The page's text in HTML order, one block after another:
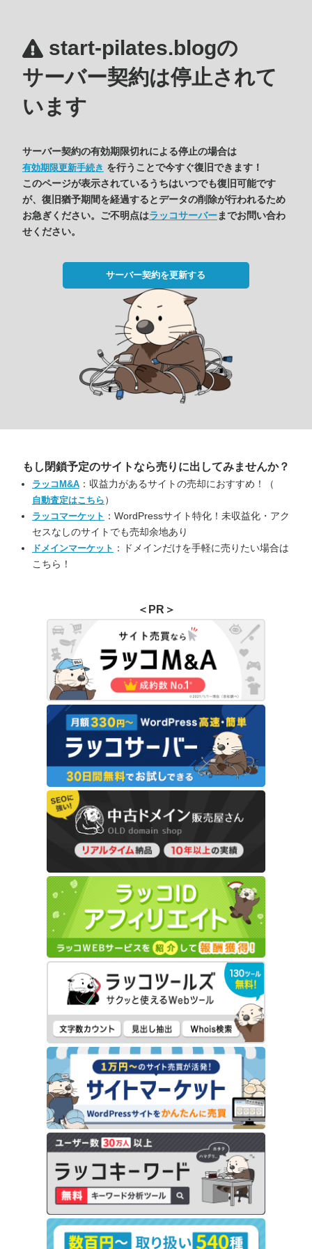
start-pilates.blogの
サーバー契約は停止されて
います
サーバー契約の有効期限切れによる停止の場合は
有効期限更新手続き を行うことで今すぐ復旧できます！
このページが表示されているうちはいつでも復旧可能です
が、復旧猶予期間を経過するとデータの削除が行われるため
お急ぎください。ご不明点はラッコサーバーまでお問い合わ
せください。
サーバー契約を更新する
もし閉鎖予定のサイトなら売りに出してみませんか？
ラッコM&A ：収益力があるサイトの売却におすすめ！（
自動査定はこちら ）
ラッコマーケット ：WordPressサイト特化！未収益化・アク
セスなしのサイトでも売却余地あり
ドメインマーケット ：ドメインだけを手軽に売りたい場合は
こちら！
＜PR＞